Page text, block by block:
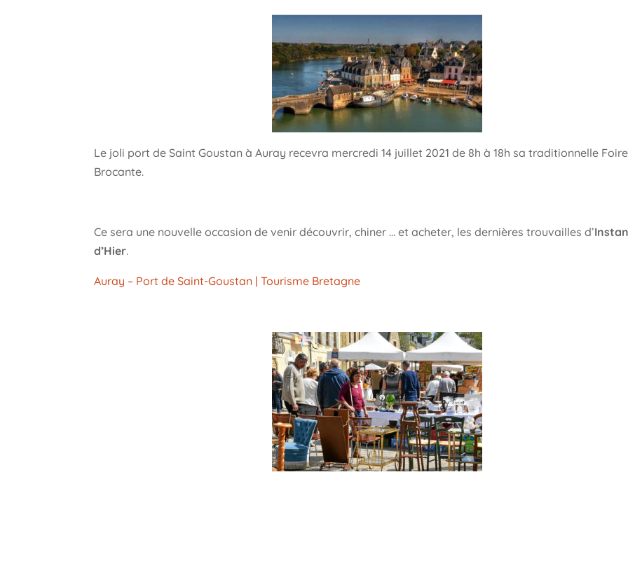
Le joli port de Saint Goustan à Auray recevra mercredi 14 juillet 2021 de 8h à 18h sa traditionnelle
Brocante.
Ce sera une nouvelle occasion de venir découvrir, chiner … et acheter, les dernières trouvailles d’
d’Hier.
Auray – Port de Saint-Goustan | Tourisme Bretagne